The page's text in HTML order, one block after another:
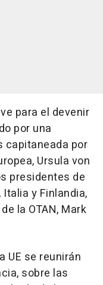
para el devenir
por una
capitaneada por
Ursula von
presidentes de
Italia y Finlandia,
la OTAN, Mark
UE se reunirán
sobre las